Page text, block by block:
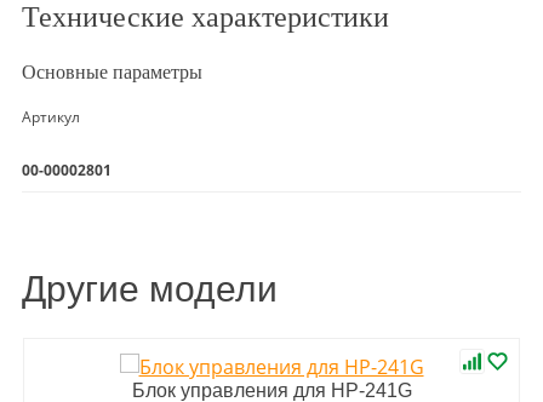
Технические характеристики
Основные параметры
Артикул
00-00002801
Другие модели
Блок управления для HP-241G